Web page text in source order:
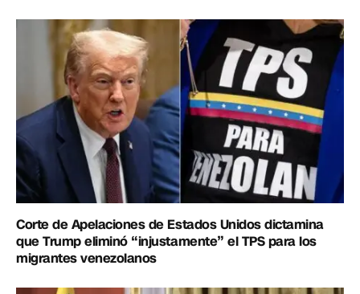
Corte de Apelaciones de Estados Unidos dictamina
que Trump eliminó “injustamente” el TPS para los
migrantes venezolanos